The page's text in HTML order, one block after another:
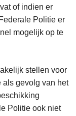
of indien er
Politie er
mogelijk op te
stellen voor
als gevolg van het
Politie ook niet